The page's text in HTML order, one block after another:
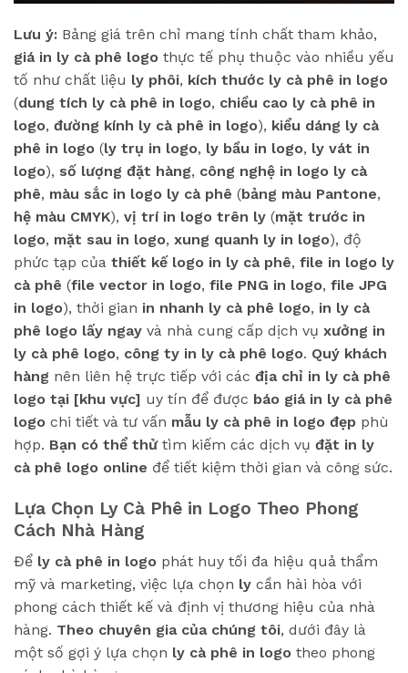
Lưu ý: Bảng giá trên chỉ mang tính chất tham khảo,
giá in ly cà phê logo thực tế phụ thuộc vào nhiều yếu
tố như chất liệu ly phôi, kích thước ly cà phê in logo
(dung tích ly cà phê in logo, chiều cao ly cà phê in
logo, đường kính ly cà phê in logo), kiểu dáng ly cà
phê in logo (ly trụ in logo, ly bầu in logo, ly vát in
logo), số lượng đặt hàng, công nghệ in logo ly cà
phê, màu sắc in logo ly cà phê (bảng màu Pantone,
hệ màu CMYK), vị trí in logo trên ly (mặt trước in
logo, mặt sau in logo, xung quanh ly in logo), độ
phức tạp của thiết kế logo in ly cà phê, file in logo ly
cà phê (file vector in logo, file PNG in logo, file JPG
in logo), thời gian in nhanh ly cà phê logo, in ly cà
phê logo lấy ngay và nhà cung cấp dịch vụ xưởng in
ly cà phê logo, công ty in ly cà phê logo. Quý khách
hàng nên liên hệ trực tiếp với các địa chỉ in ly cà phê
logo tại [khu vực] uy tín để được báo giá in ly cà phê
logo chi tiết và tư vấn mẫu ly cà phê in logo đẹp phù
hợp. Bạn có thể thửtìm kiếm các dịch vụ đặt in ly
cà phê logo online để tiết kiệm thời gian và công sức.
Lựa Chọn Ly Cà Phê in Logo Theo Phong
Cách Nhà Hàng
Để ly cà phê in logo phát huy tối đa hiệu quả thẩm
mỹ và marketing, việc lựa chọn ly cần hài hòa với
phong cách thiết kế và định vị thương hiệu của nhà
hàng. Theo chuyên gia của chúng tôi, dưới đây là
một số gợi ý lựa chọn ly cà phê in logo theo phong